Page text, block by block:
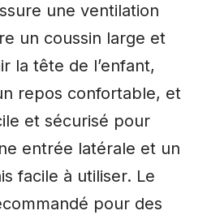
une ventilation
un coussin large et
la tête de l’enfant,
repos confortable, et
et sécurisé pour
entrée latérale et un
facile à utiliser. Le
pour des